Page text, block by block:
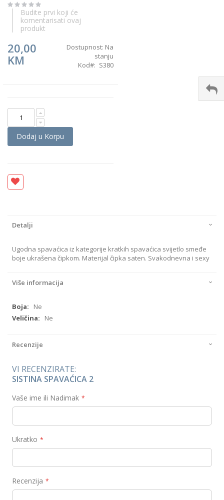
Budite prvi koji će
komentarisati ovaj
produkt
20,00
KM
Dostupnost: Na
stanju
Kod
S380
Dodaj u Korpu
the
images
gallery
Detalji
Ugodna spavaćica iz kategorije kratkih spavaćica svijetlo smeđe
boje ukrašena čipkom. Materijal čipka saten. Svakodnevna i sexy
Više informacija
Više
informacija
Ne
Ne
Recenzije
VI RECENZIRATE:
SISTINA SPAVAĆICA 2
Vaše ime ili Nadimak
Ukratko
Recenzija